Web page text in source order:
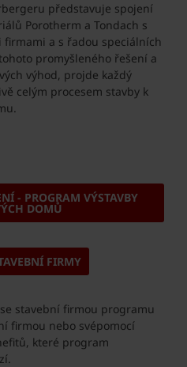
představuje spojení
Porotherm a Tondach s
a s řadou speciálních
promyšleného řešení a
výhod, projde každý
celým procesem stavby k
- PROGRAM VÝSTAVBY
DOMŮ
FIRMY
stavební firmou programu
firmou nebo svépomocí
které program